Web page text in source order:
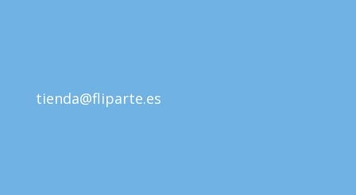
tienda@fliparte.es